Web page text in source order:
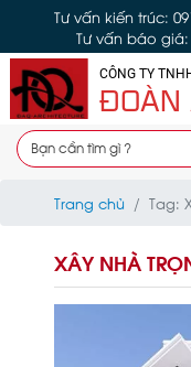
Tư vấn kiến trúc:
Tư vấn báo giá:
CÔNG TY
ĐOÀN
Trang chủ Tag:
XÂY NHÀ